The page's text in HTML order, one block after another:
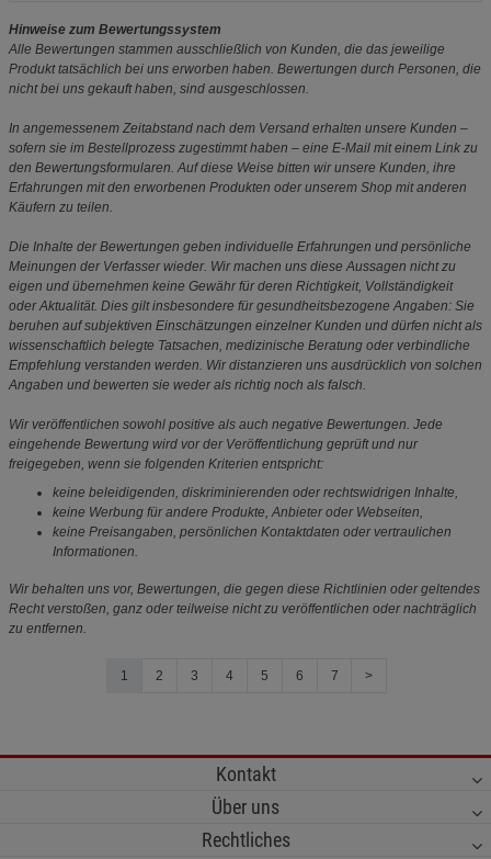
Hinweise zum Bewertungssystem
Alle Bewertungen stammen ausschließlich von Kunden, die das jeweilige
Produkt tatsächlich bei uns erworben haben. Bewertungen durch Personen, die
nicht bei uns gekauft haben, sind ausgeschlossen.
In angemessenem Zeitabstand nach dem Versand erhalten unsere Kunden –
sofern sie im Bestellprozess zugestimmt haben – eine E-Mail mit einem Link zu
den Bewertungsformularen. Auf diese Weise bitten wir unsere Kunden, ihre
Erfahrungen mit den erworbenen Produkten oder unserem Shop mit anderen
Käufern zu teilen.
Die Inhalte der Bewertungen geben individuelle Erfahrungen und persönliche
Meinungen der Verfasser wieder. Wir machen uns diese Aussagen nicht zu
eigen und übernehmen keine Gewähr für deren Richtigkeit, Vollständigkeit
oder Aktualität. Dies gilt insbesondere für gesundheitsbezogene Angaben: Sie
beruhen auf subjektiven Einschätzungen einzelner Kunden und dürfen nicht als
wissenschaftlich belegte Tatsachen, medizinische Beratung oder verbindliche
Empfehlung verstanden werden. Wir distanzieren uns ausdrücklich von solchen
Angaben und bewerten sie weder als richtig noch als falsch.
Wir veröffentlichen sowohl positive als auch negative Bewertungen. Jede
eingehende Bewertung wird vor der Veröffentlichung geprüft und nur
freigegeben, wenn sie folgenden Kriterien entspricht:
keine beleidigenden, diskriminierenden oder rechtswidrigen Inhalte,
keine Werbung für andere Produkte, Anbieter oder Webseiten,
keine Preisangaben, persönlichen Kontaktdaten oder vertraulichen
Informationen.
Wir behalten uns vor, Bewertungen, die gegen diese Richtlinien oder geltendes
Recht verstoßen, ganz oder teilweise nicht zu veröffentlichen oder nachträglich
zu entfernen.
1 2 3 4 5 6 7 >
Kontakt
Über uns
Rechtliches